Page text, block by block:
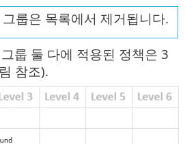
룹은 목록에서 제거됩니다.
룹 둘 다에 적용된 정책은 3
참조).